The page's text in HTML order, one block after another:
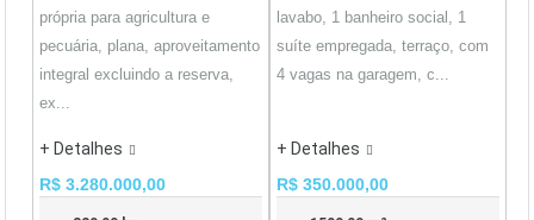
própria para agricultura e
pecuária, plana, aproveitamento
integral excluindo a reserva,
ex...
+ Detalhes
R$ 3.280.000,00
lavabo, 1 banheiro social, 1
suíte empregada, terraço, com
4 vagas na garagem, c...
+ Detalhes
R$ 350.000,00